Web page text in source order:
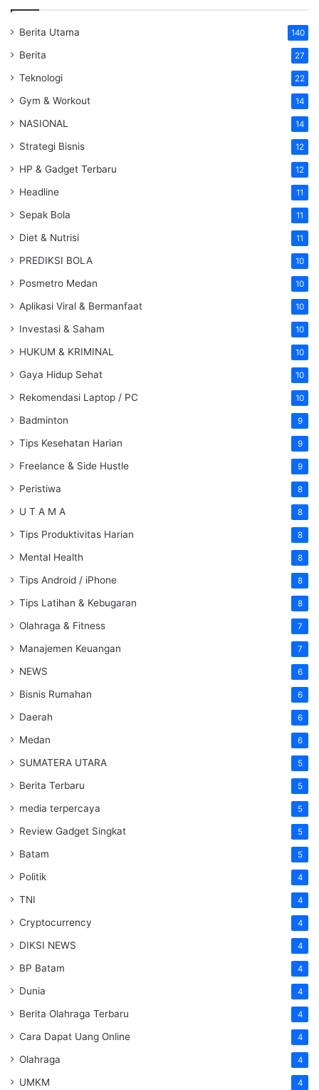
Berita Utama 140
Berita 27
Teknologi 22
Gym & Workout 14
NASIONAL 14
Strategi Bisnis 12
HP & Gadget Terbaru 12
Headline 11
Sepak Bola 11
Diet & Nutrisi 11
PREDIKSI BOLA 10
Posmetro Medan 10
Aplikasi Viral & Bermanfaat 10
Investasi & Saham 10
HUKUM & KRIMINAL 10
Gaya Hidup Sehat 10
Rekomendasi Laptop / PC 10
Badminton 9
Tips Kesehatan Harian 9
Freelance & Side Hustle 9
Peristiwa 8
U T A M A 8
Tips Produktivitas Harian 8
Mental Health 8
Tips Android / iPhone 8
Tips Latihan & Kebugaran 8
Olahraga & Fitness 7
Manajemen Keuangan 7
NEWS 6
Bisnis Rumahan 6
Daerah 6
Medan 6
SUMATERA UTARA 5
Berita Terbaru 5
media terpercaya 5
Review Gadget Singkat 5
Batam 5
Politik 4
TNI 4
Cryptocurrency 4
DIKSI NEWS 4
BP Batam 4
Dunia 4
Berita Olahraga Terbaru 4
Cara Dapat Uang Online 4
Olahraga 4
UMKM 4